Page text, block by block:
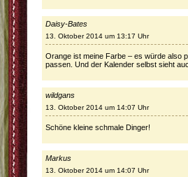
Daisy-Bates
13. Oktober 2014 um 13:17 Uhr
Orange ist meine Farbe – es würde also
passen. Und der Kalender selbst sieht
wildgans
13. Oktober 2014 um 14:07 Uhr
Schöne kleine schmale Dinger!
Markus
13. Oktober 2014 um 14:07 Uhr